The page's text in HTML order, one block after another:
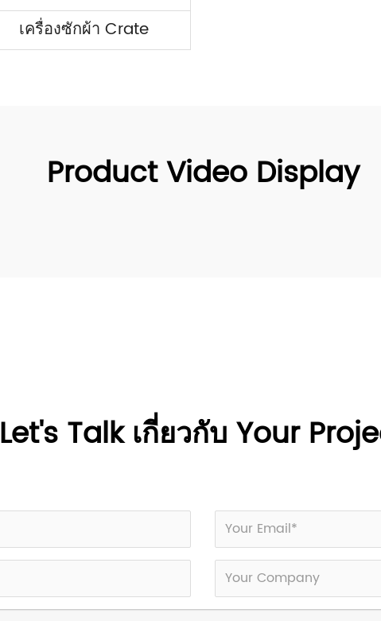
เครื่องซักผ้า Crate
Product Video Display
Let's Talk เกี่ยวกับ Your